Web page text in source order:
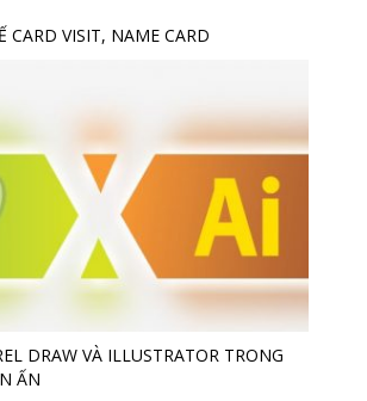
CARD VISIT, NAME CARD
DRAW VÀ ILLUSTRATOR TRONG
ẤN